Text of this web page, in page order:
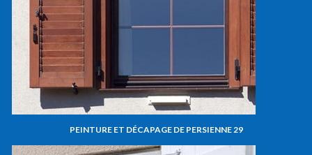
PEINTURE ET DÉCAPAGE DE PERSIENNE 29